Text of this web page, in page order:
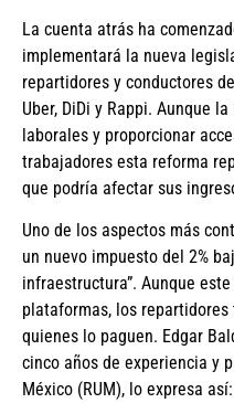
La cuenta atrás ha
implementará la nueva
repartidores y conductores
Uber, DiDi y Rappi. Aunque
laborales y proporcionar
trabajadores esta reforma
que podría afectar sus
Uno de los aspectos más
un nuevo impuesto del 2%
infraestructura”. Aunque
plataformas, los
quienes lo paguen. Edgar
cinco años de experiencia y
México (RUM), lo expresa